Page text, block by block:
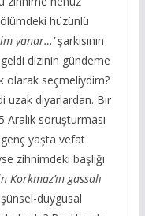
hüzünlü
yanar…’şarkısının
dizinin gündeme
olarak seçmeliydim?
uzak diyarlardan. Bir
soruşturması
yaşta vefat
zihnimdeki başlığı
Korkmaz’ın gassalı
duygusal